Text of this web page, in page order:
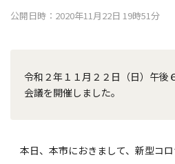
公開日時：2020年11月22日 19時51分
令和２年１１月２２日（日）午後
会議を開催しました。
本日、本市におきまして、新型コ